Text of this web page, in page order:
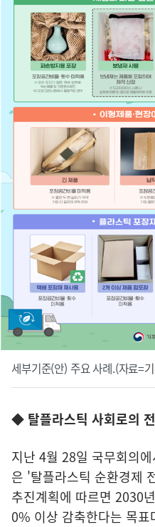
세부기준(안) 주요 사례.(자료=
◆ 탈플라스틱 사회로의
지난 4월 28일 국무회의
은 '탈플라스틱 순환경제
추진계획에 따르면 2030
0% 이상 감축한다는 목표